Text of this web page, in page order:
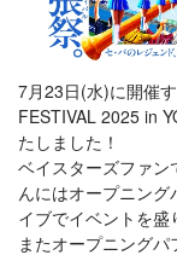
7月23日(水)に開催
FESTIVAL 2025 in
たしました！
ベイスターズファン
んにはオープニン
イブでイベントを盛
またオープニング